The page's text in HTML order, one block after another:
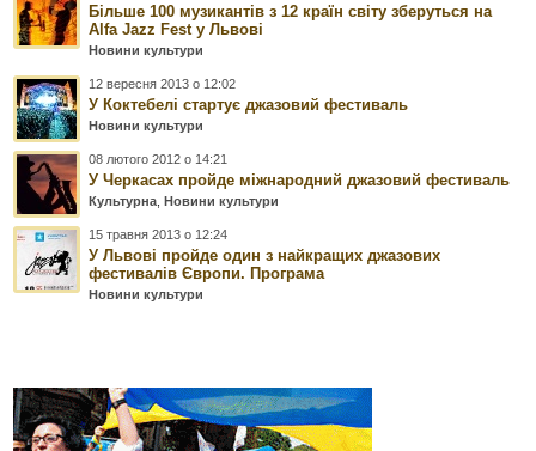
Більше 100 музикантів з 12 країн світу зберуться на
Alfa Jazz Fest у Львові
Новини культури
12 вересня 2013 о 12:02
У Коктебелі стартує джазовий фестиваль
Новини культури
08 лютого 2012 о 14:21
У Черкасах пройде міжнародний джазовий фестиваль
Культурна, Новини культури
15 травня 2013 о 12:24
У Львові пройде один з найкращих джазових
фестивалів Європи. Програма
Новини культури